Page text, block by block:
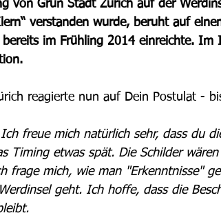
von Grün Stadt Zürich auf der
verstanden wurde, beruht auf
bereits im Frühling 2014 einreichte. Im
reagierte nun auf Dein Postulat -
freue mich natürlich sehr, dass du
Timing etwas spät. Die Schilder
frage mich, wie man "Erkenntnisse"
geht. Ich hoffe, dass die